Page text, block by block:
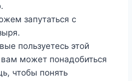
запутаться с
пользуетесь этой
может понадобиться
чтобы понять